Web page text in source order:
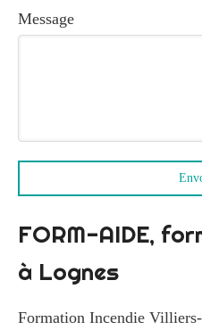
Message
FORM-AIDE,
à Lognes
Formation Incendie